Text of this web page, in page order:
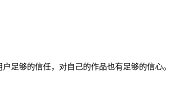
足够的信任，对自己的作品也有足够的信心。